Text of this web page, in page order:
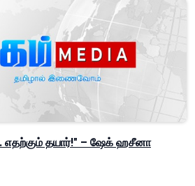
எதற்கும் தயார்!" – ஷேக் ஹசீனா